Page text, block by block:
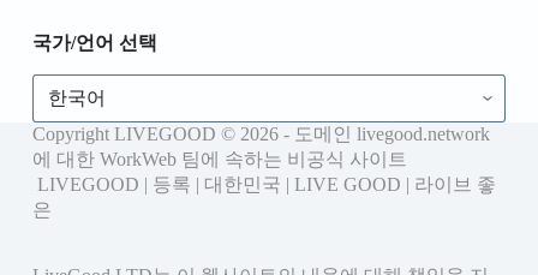
국가/언어 선택
Copyright LIVEGOOD © 2026 - 도메인 livegood.network
에 대한 WorkWeb 팀에 속하는 비공식 사이트
LIVEGOOD | 등록 | 대한민국 | LIVE GOOD | 라이브 좋
은